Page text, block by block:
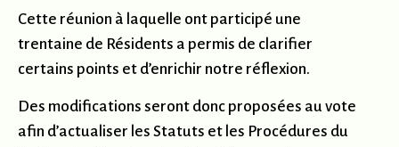
Cette réunion à laquelle ont participé une
trentaine de Résidents a permis de clarifier
certains points et d’enrichir notre réflexion.
Des modifications seront donc proposées au vote
afin d’actualiser les Statuts et les Procédures du